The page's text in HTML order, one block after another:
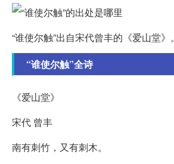
“谁使尔触”出自宋代曾丰的《爱山堂》。
“谁使尔触”全诗
《爱山堂》
宋代 曾丰
南有刺竹，又有刺木。